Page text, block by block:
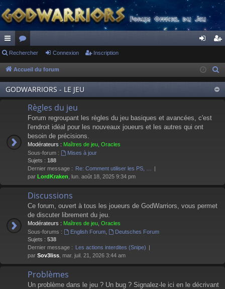
ac
co
ur
ci
or
u
m
s
ne
xi
on
cri
pti
on
Rechercher Connexion Inscription
Accueil du forum
GODWARRIORS - LE JEU
Règles du jeu
Forum regroupant les règles du jeu basiques et avancées, c'est
l'endroit idéal pour les nouveaux joueurs et les autres qui ont
besoin de précisions.
Modérateurs : Maîtres de jeu Oracles
Sous-forum :
Mises à jour
Sujets : 188
Dernier message : Re: Comment utiliser les PS, …
par LordKraken , lun. août 18, 2025 9:34 pm
Discussions
Ce forum, ouvert à tous les joueurs de GodWarriors, vous permet
de discuter librement du jeu.
Modérateurs : Maîtres de jeu Oracles
Sous-forums :
English Forum,
Deutsches Forum
Sujets : 538
Dernier message : Les actions interdites (Snipe)
par Sov3liss , mar. juil. 21, 2026 3:44 am
Problèmes
Un problème dans le jeu ? Un bug ? Signalez-le ici en le décrivant